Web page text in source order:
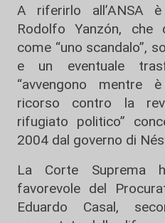
A riferirlo all’ANSA è
Rodolfo Yanzón, che
come “uno scandalo”,
e un eventuale
“avvengono mentre
ricorso contro la
rifugiato politico”
2004 dal governo di
La Corte Suprema
favorevole del
Eduardo Casal,